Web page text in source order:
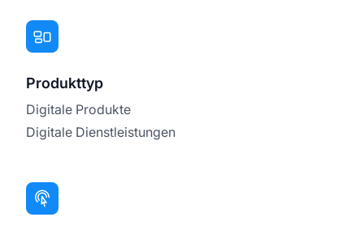
Produkttyp
Digitale Produkte
Digitale Dienstleistungen